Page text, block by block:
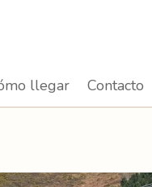
llegar Contacto